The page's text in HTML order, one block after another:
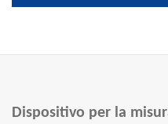
Dispositivo per la